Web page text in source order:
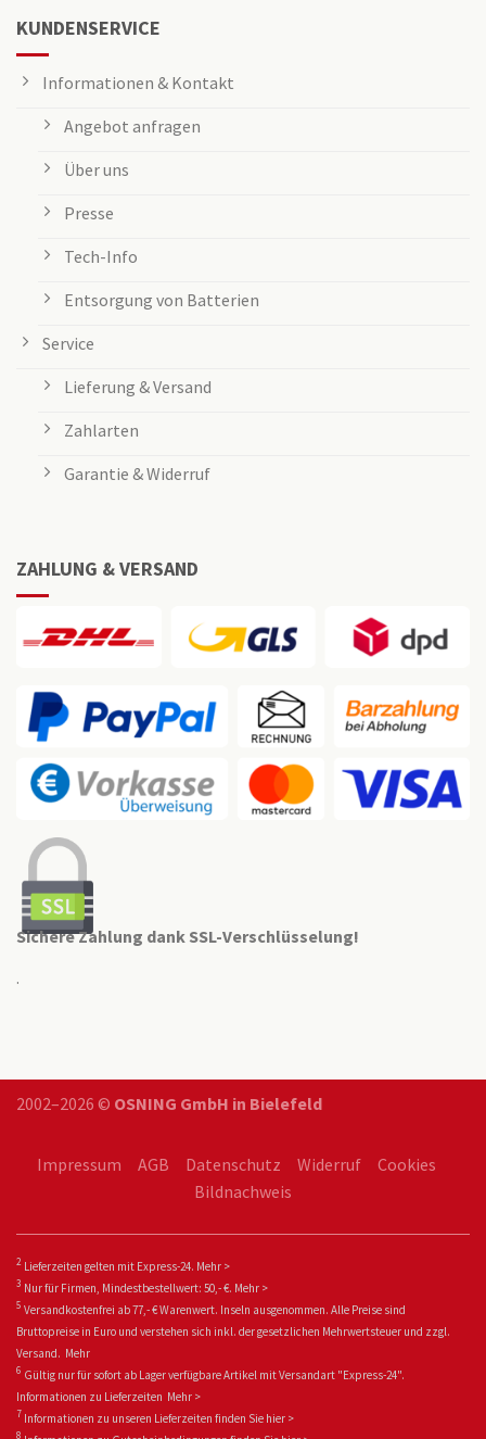
KUNDENSERVICE
Informationen & Kontakt
Angebot anfragen
Über uns
Presse
Tech-Info
Entsorgung von Batterien
Service
Lieferung & Versand
Zahlarten
Garantie & Widerruf
ZAHLUNG & VERSAND
Sichere Zahlung dank SSL-Verschlüsselung!
.
2002–2026 © OSNING GmbH in Bielefeld
Impressum AGB Datenschutz Widerruf
Cookies
Bildnachweis
2 Lieferzeiten gelten mit Express-24. Mehr >
3 Nur für Firmen, Mindestbestellwert: 50,- €. Mehr >
5 Versandkostenfrei ab 77,- € Warenwert. Inseln ausgenommen. Alle Preise sind
Bruttopreise in Euro und verstehen sich inkl. der gesetzlichen Mehrwertsteuer und zzgl.
Versand. Mehr
6 Gültig nur für sofort ab Lager verfügbare Artikel mit Versandart "Express-24".
Informationen zu Lieferzeiten Mehr >
7 Informationen zu unseren Lieferzeiten finden Sie hier >
8